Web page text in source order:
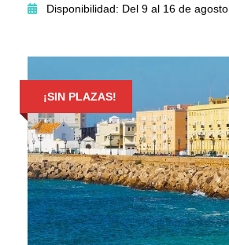
Disponibilidad: Del 9 al 16 de agosto
¡SIN PLAZAS!